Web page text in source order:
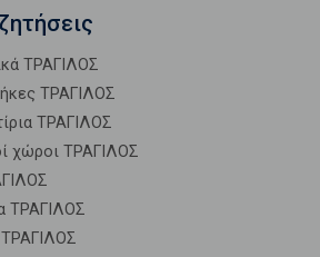
ΤΡΑΓΙΛΟΣ
ΤΡΑΓΙΛΟΣ
ΤΡΑΓΙΛΟΣ
χώροι ΤΡΑΓΙΛΟΣ
ΤΡΑΓΙΛΟΣ